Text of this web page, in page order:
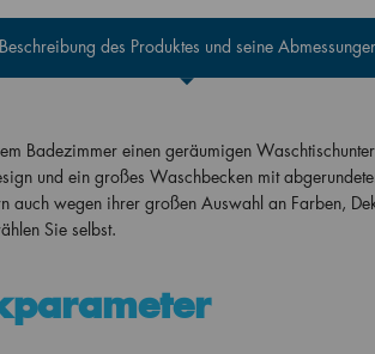
Beschreibung des Produktes und seine
Badezimmer einen geräumigen
und ein großes Waschbecken mit
auch wegen ihrer großen Auswahl an Farben,
Sie selbst.